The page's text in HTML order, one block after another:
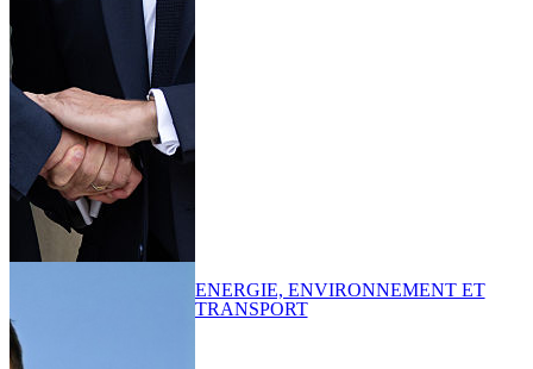
ENERGIE, ENVIRONNEMENT ET
TRANSPORT